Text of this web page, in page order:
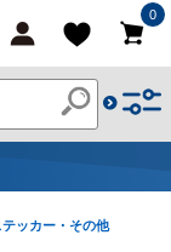
0
ッカー・その他